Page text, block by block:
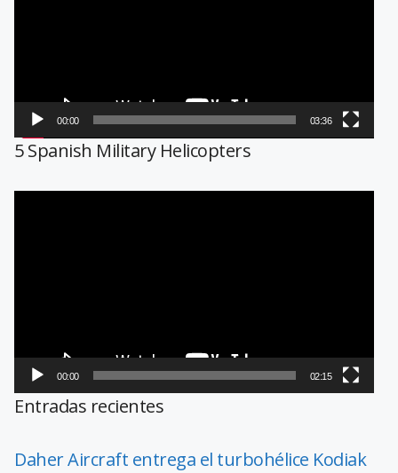
00:00 03:36
5 Spanish Military Helicopters
00:00 02:15
Entradas recientes
Daher Aircraft entrega el turbohélice Kodiak